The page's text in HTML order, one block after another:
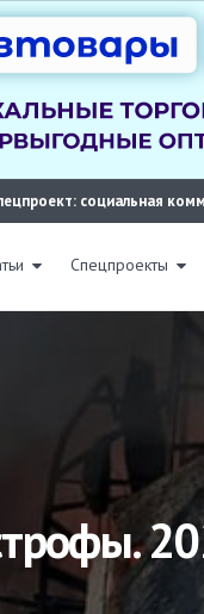
социальная
Спецпроекты